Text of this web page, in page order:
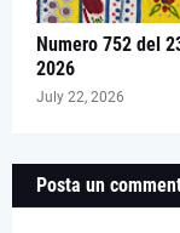
Numero 752 del
2026
July 22, 2026
Posta un